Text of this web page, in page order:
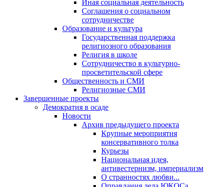
Иная социальная деятельность
Соглашения о социальном
сотрудничестве
Образование и культура
Государственная поддержка
религиозного образования
Религия в школе
Сотрудничество в культурно-
просветительской сфере
Общественность и СМИ
Религиозные СМИ
Завершенные проекты
Демократия в осаде
Новости
Архив предыдущего проекта
Крупные мероприятия
консервативного толка
Курьезы
Национальная идея,
антивестернизм, империализм
О странностях любви...